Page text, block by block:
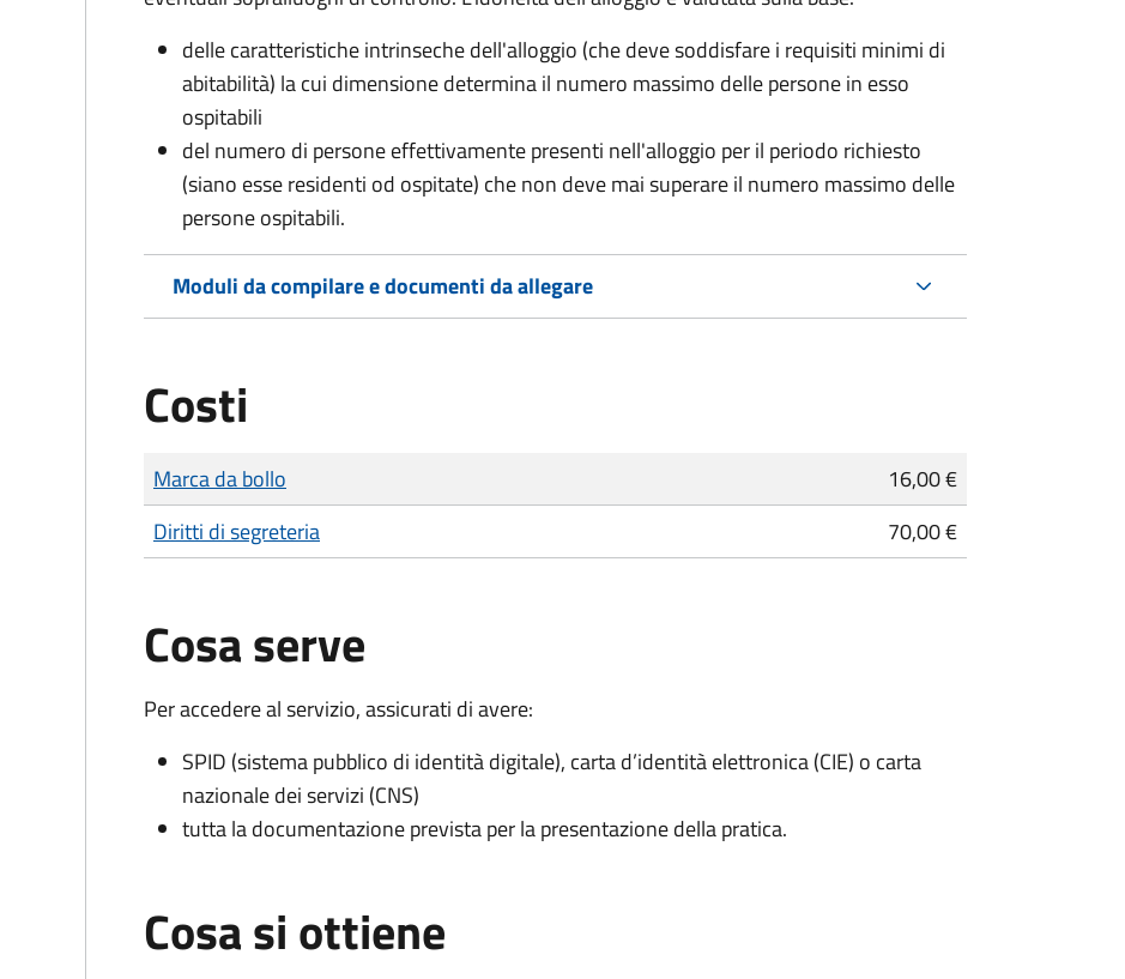
delle caratteristiche intrinseche dell'alloggio (che deve soddisfare i requisiti minimi di
abitabilità) la cui dimensione determina il numero massimo delle persone in esso
ospitabili
del numero di persone effettivamente presenti nell'alloggio per il periodo richiesto
(siano esse residenti od ospitate) che non deve mai superare il numero massimo delle
persone ospitabili.
Moduli da compilare e documenti da allegare
Costi
Tipo di pagamento
Importo
Marca da bollo
16,00 €
Diritti di segreteria
70,00 €
Cosa serve
Per accedere al servizio, assicurati di avere:
SPID (sistema pubblico di identità digitale), carta d’identità elettronica (CIE) o carta
nazionale dei servizi (CNS)
tutta la documentazione prevista per la presentazione della pratica.
Cosa si ottiene